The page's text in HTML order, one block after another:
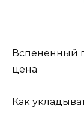
Вспененный
цена
Как